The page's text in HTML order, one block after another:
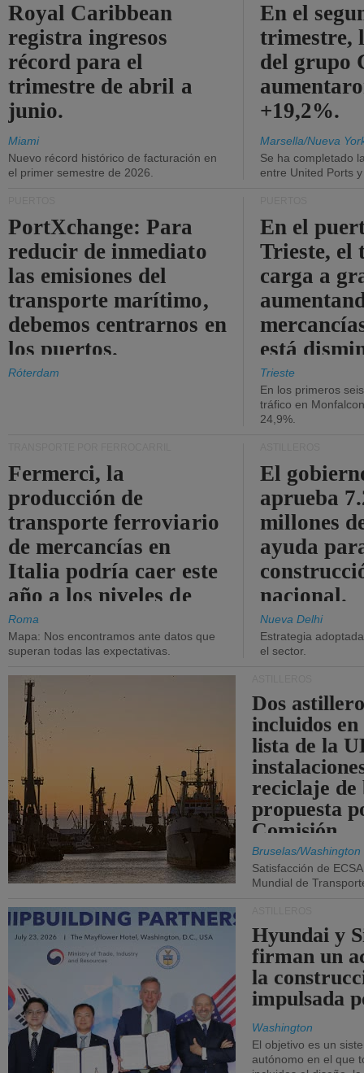
Royal Caribbean
registra ingresos
récord para el
trimestre de abril a
junio.
Miami
Nuevo récord histórico de facturación en
el primer semestre de 2026.
En el
trimestre,
del grupo
+19,2%.
Marsella/Nueva
Se ha completado
entre United Ports
PortXchange: Para
reducir de inmediato
las emisiones del
transporte marítimo,
debemos centrarnos en
los puertos.
Róterdam
En el
Trieste, el
carga a
está
Trieste
En los primeros
tráfico en
24,9%.
Fermerci, la
producción de
transporte ferroviario
de mercancías en
Italia podría caer este
año a los niveles de
2015.
Roma
Mapa: Nos encontramos ante datos que
superan todas las expectativas.
El
aprueba
millones
ayuda
nacional.
Nueva Delhi
Estrategia
el sector.
Dos
incluidos
lista de la
reciclaje de
propuesta
Comisión.
Bruselas/Washington
Satisfacción de
Mundial de
Hyundai y
firman un
la
impulsada
Washington
El objetivo es un
autónomo en el que